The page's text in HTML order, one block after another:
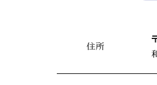
住所